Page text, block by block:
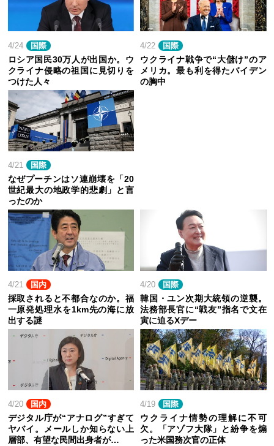
4/24 国際
ロシア国民30万人が出国か。ウ
クライナ侵略の祖国に見切りを
つけた人々
4/22 国際
ウクライナ戦争で“大儲け”のア
メリカ。最も利を得たバイデン
の胸中
4/21 国際
なぜプーチンはソ連崩壊を「20
世紀最大の地政学的悲劇」と言
ったのか
4/21 国内
採取されると不都合なのか。福
一原発処理水を1km先の海に放
出する謎
4/20 国際
韓国・ユン次期大統領の逆襲。
法務部長官に“戦友”指名で文在
寅に迫るXデー
4/20 国内
デジタル庁が“アナログ”すぎて
ヤバイ。メールしか知らない上
層部、有望な民間出身者が…
4/19 国際
ウクライナ情勢の理解に不可
欠。「アゾフ大隊」と紛争を煽
った米国務次官の正体